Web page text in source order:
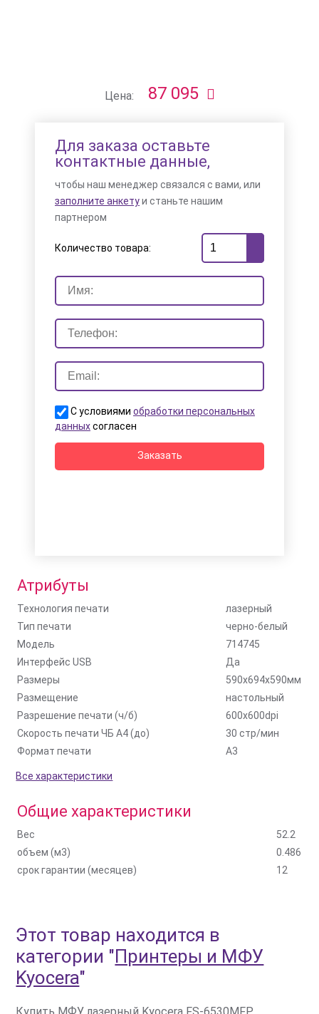
Цена: 87 095
Для заказа оставьте
контактные данные,
чтобы наш менеджер связался с вами, или
заполните анкетуи станьте нашим
партнером
Количество товара:
С условиями обработки персональных
данныхсогласен
Заказать
Атрибуты
Технология печати
лазерный
Тип печати
черно-белый
Модель
714745
Интерфейс USB
Да
Размеры
590x694x590мм
Размещение
настольный
Разрешение печати (ч/б)
600x600dpi
Скорость печати ЧБ A4 (до)
30 стр/мин
Формат печати
A3
Все характеристики
Общие характеристики
Вес
52.2
объем (м3)
0.486
срок гарантии (месяцев)
12
Этот товар находится в
категории "Принтеры и МФУ
Kyocera"